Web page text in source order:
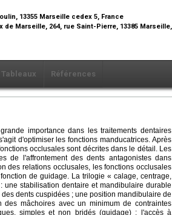
13355 Marseille cedex 5, France
Marseille, 264, rue Saint-Pierre, 13385 Marseille,
Tableaux Références
importance dans les traitements dentaires
d'optimiser les fonctions manducatrices. Après
occlusales sont décrites dans le détail. Les
de l'affrontement des dents antagonistes dans
des relations occlusales, les fonctions occlusales
de guidage. La trilogie « calage, centrage,
stabilisation dentaire et mandibulaire durable
dents cuspidées ; une position mandibulaire de
des mâchoires avec un minimum de contraintes
simples et non bridés (guidage) : l'accès à